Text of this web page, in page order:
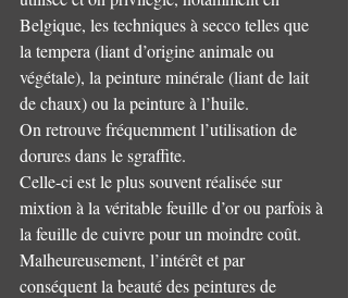
Belgique, les techniques à secco telles que
la tempera (liant d’origine animale ou
végétale), la peinture minérale (liant de lait
de chaux) ou la peinture à l’huile.
On retrouve fréquemment l’utilisation de
dorures dans le sgraffite.
Celle-ci est le plus souvent réalisée sur
mixtion à la véritable feuille d’or ou parfois à
la feuille de cuivre pour un moindre coût.
Malheureusement, l’intérêt et par
conséquent la beauté des peintures de